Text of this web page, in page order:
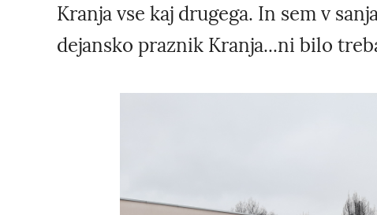
Kranja vse kaj drugega. In sem v
dejansko praznik Kranja...ni bilo